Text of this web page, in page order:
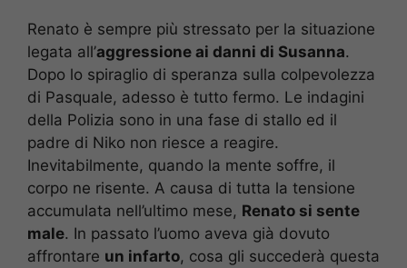
Renato è sempre più stressato per la situazione
legata all’aggressione ai danni di Susanna.
Dopo lo spiraglio di speranza sulla colpevolezza
di Pasquale, adesso è tutto fermo. Le indagini
della Polizia sono in una fase di stallo ed il
padre di Niko non riesce a reagire.
Inevitabilmente, quando la mente soffre, il
corpo ne risente. A causa di tutta la tensione
accumulata nell’ultimo mese, Renato si sente
male. In passato l’uomo aveva già dovuto
affrontare un infarto, cosa gli succederà questa